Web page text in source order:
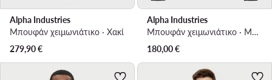
Alpha Industries
Μπουφάν χειμωνιάτικο · Χακί
279,90€
Alpha Industries
Μπουφάν χειμωνιάτικο · Μαύρο
180,00€